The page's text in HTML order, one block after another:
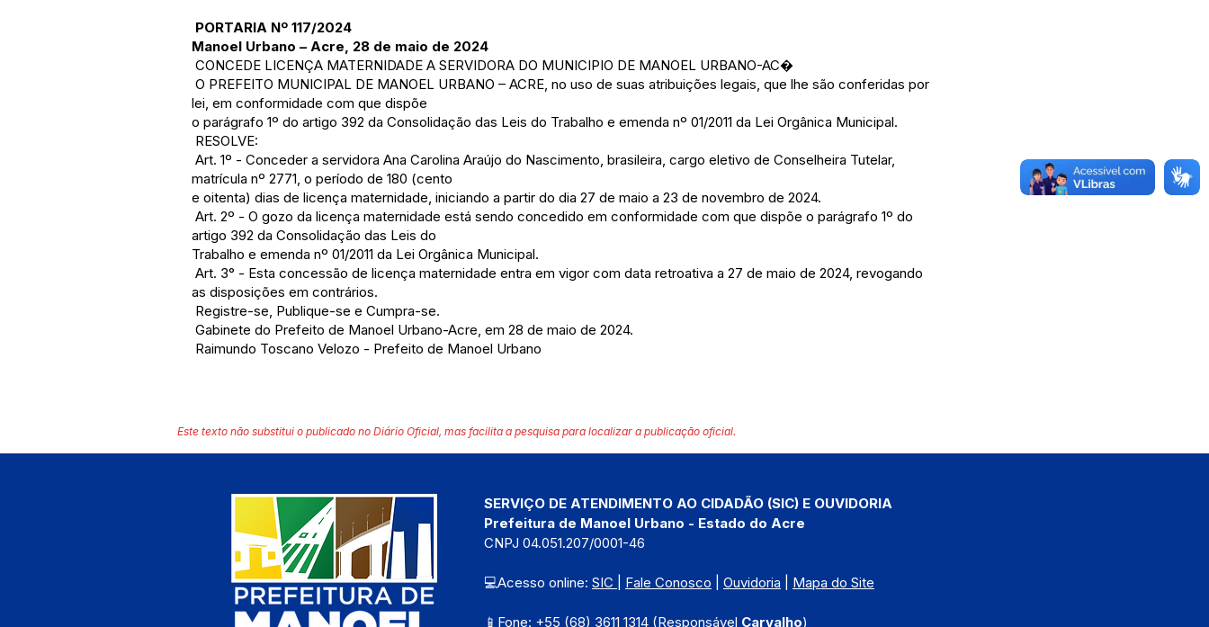
PORTARIA Nº 117/2024
Manoel Urbano – Acre, 28 de maio de 2024
CONCEDE LICENÇA MATERNIDADE A SERVIDORA DO MUNICIPIO DE MANOEL URBANO-AC�
O PREFEITO MUNICIPAL DE MANOEL URBANO – ACRE, no uso de suas atribuições legais, que lhe são conferidas por
lei, em conformidade com que dispõe
o parágrafo 1º do artigo 392 da Consolidação das Leis do Trabalho e emenda nº 01/2011 da Lei Orgânica Municipal.
RESOLVE:
Art. 1º - Conceder a servidora Ana Carolina Araújo do Nascimento, brasileira, cargo eletivo de Conselheira Tutelar,
matrícula nº 2771, o período de 180 (cento
e oitenta) dias de licença maternidade, iniciando a partir do dia 27 de maio a 23 de novembro de 2024.
Art. 2º - O gozo da licença maternidade está sendo concedido em conformidade com que dispõe o parágrafo 1º do
artigo 392 da Consolidação das Leis do
Trabalho e emenda nº 01/2011 da Lei Orgânica Municipal.
Art. 3° - Esta concessão de licença maternidade entra em vigor com data retroativa a 27 de maio de 2024, revogando
as disposições em contrários.
Registre-se, Publique-se e Cumpra-se.
Gabinete do Prefeito de Manoel Urbano-Acre, em 28 de maio de 2024.
Raimundo Toscano Velozo - Prefeito de Manoel Urbano
Este texto não substitui o publicado no Diário Oficial, mas facilita a pesquisa para localizar a publicação oficial.
SERVIÇO DE ATENDIMENTO AO CIDADÃO (SIC) E OUVIDORIA
Prefeitura de Manoel Urbano - Estado do Acre
CNPJ 04.051.207/0001-46
💻Acesso online: SIC Fale Conosco Ouvidoria Mapa do Site
📱Fone: +55 (68) 3611 1314 (Responsável Carvalho)